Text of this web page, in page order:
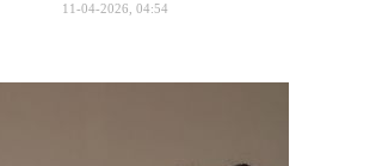
11-04-2026, 04:54